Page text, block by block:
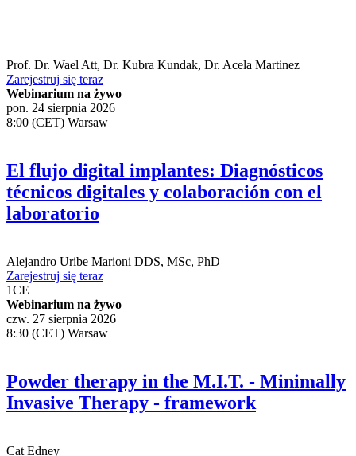
Prof. Dr. Wael Att, Dr. Kubra Kundak, Dr. Acela Martinez
Zarejestruj się teraz
Webinarium na żywo
pon. 24 sierpnia 2026
8:00 (CET) Warsaw
El flujo digital implantes: Diagnósticos
técnicos digitales y colaboración con el
laboratorio
Alejandro Uribe Marioni DDS, MSc, PhD
Zarejestruj się teraz
1CE
Webinarium na żywo
czw. 27 sierpnia 2026
8:30 (CET) Warsaw
Powder therapy in the M.I.T. - Minimally
Invasive Therapy - framework
Cat Edney